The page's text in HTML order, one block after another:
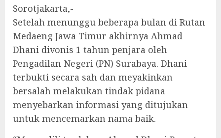
Sorotjakarta,-
Setelah menunggu beberapa bulan di Rutan
Medaeng Jawa Timur akhirnya Ahmad
Dhani divonis 1 tahun penjara oleh
Pengadilan Negeri (PN) Surabaya. Dhani
terbukti secara sah dan meyakinkan
bersalah melakukan tindak pidana
menyebarkan informasi yang ditujukan
untuk mencemarkan nama baik.